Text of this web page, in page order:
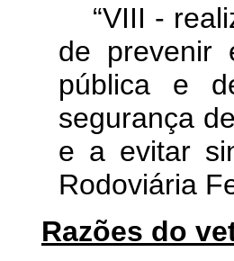
“VIII -
de prevenir
pública e
segurança
e a evitar
Rodoviária
Razões do